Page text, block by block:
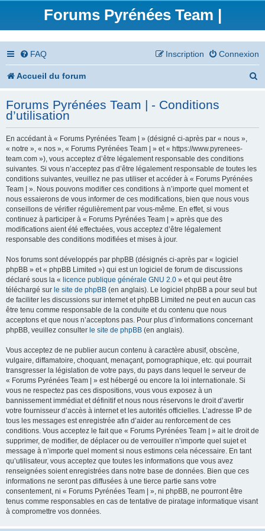
Forums Pyrénées Team |
FAQ Connexion
Inscription
Accueil du forum
h
Forums Pyrénées Team | - Conditions
d’utilisation
En accédant à « Forums Pyrénées Team | » (désigné ci-après par « nous »,
« notre », « nos », « Forums Pyrénées Team | » et « https://www.pyrenees-
team.com »), vous acceptez d’être légalement responsable des conditions
suivantes. Si vous n’acceptez pas d’être légalement responsable de toutes les
conditions suivantes, veuillez ne pas utiliser et accéder à « Forums Pyrénées
Team | ». Nous pouvons modifier ces conditions à n’importe quel moment et
nous essaierons de vous informer de ces modifications, bien que nous vous
conseillons de vérifier régulièrement par vous-même. En effet, si vous
continuez à participer à « Forums Pyrénées Team | » après que des
modifications aient été effectuées, vous acceptez d’être légalement
responsable des conditions modifiées et mises à jour.
Nos forums sont développés par phpBB (désignés ci-après par « logiciel
phpBB » et « phpBB Limited ») qui est un logiciel de forum de discussions
déclaré sous la « licence publique générale GNU 2.0 » et qui peut être
téléchargé sur le site de phpBB (en anglais). Le logiciel phpBB a pour seul but
de faciliter les discussions sur internet et phpBB Limited ne peut en aucun cas
être tenu comme responsable de la conduite et du contenu que nous
acceptons et que nous n’acceptons pas. Pour plus d’informations concernant
phpBB, veuillez consulter le site de phpBB (en anglais).
Vous acceptez de ne publier aucun contenu à caractère abusif, obscène,
vulgaire, diffamatoire, choquant, menaçant, pornographique, etc. qui pourrait
transgresser la législation de votre pays, du pays dans lequel le serveur de
« Forums Pyrénées Team | » est hébergé ou encore la loi internationale. Si
vous ne respectez pas ces dispositions, vous vous exposez à un
bannissement immédiat et définitif et nous nous réservons le droit d’avertir
votre fournisseur d’accès à internet et les autorités officielles. L’adresse IP de
tous les messages est enregistrée afin d’aider au renforcement de ces
conditions. Vous acceptez le fait que « Forums Pyrénées Team | » ait le droit de
supprimer, de modifier, de déplacer ou de verrouiller n’importe quel sujet et
message à n’importe quel moment si nous estimons cela nécessaire. En tant
qu’utilisateur, vous acceptez que toutes les informations que vous avez
renseignées soient enregistrées dans notre base de données. Bien que ces
informations ne seront pas diffusées à une tierce partie sans votre
consentement, ni « Forums Pyrénées Team | », ni phpBB, ne pourront être
tenus comme responsables en cas de tentative de piratage informatique visant
à compromettre vos données.